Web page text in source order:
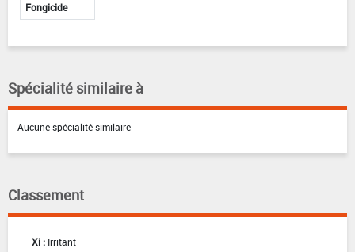
Fongicide
Spécialité similaire à
Aucune spécialité similaire
Classement
Xi : Irritant